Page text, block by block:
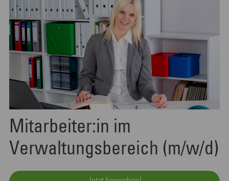
Mitarbeiter:in im
Verwaltungsbereich (m/w/d)